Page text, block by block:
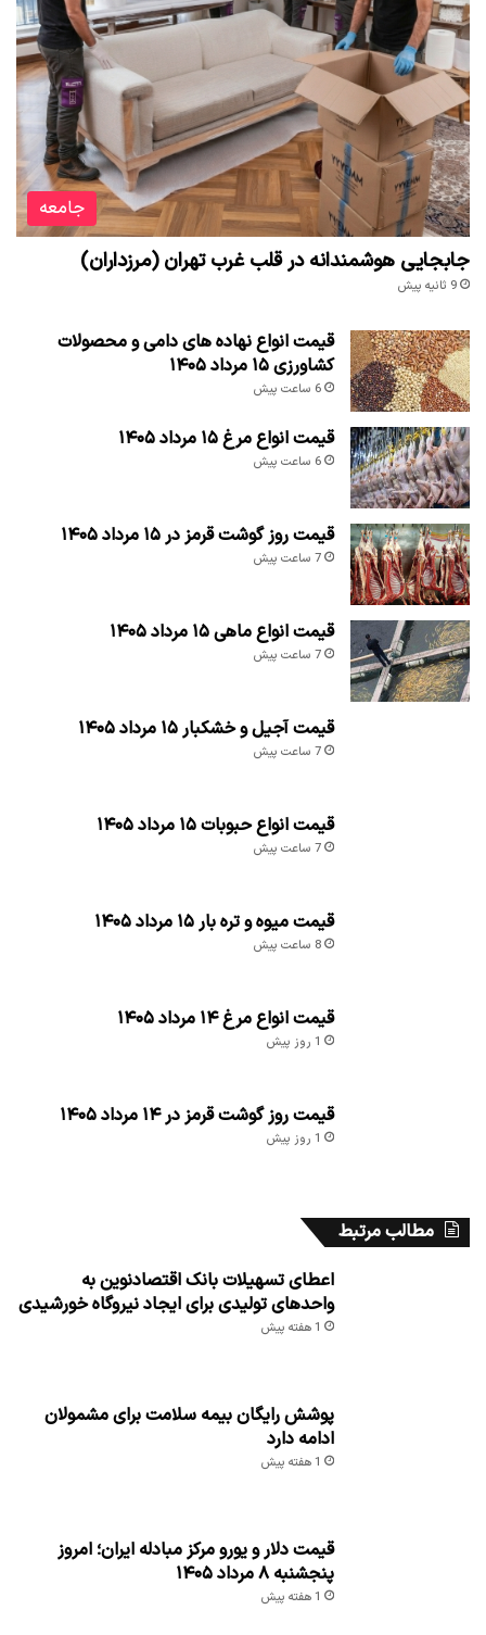
جامعه
جابجایی هوشمندانه در قلب غرب تهران (مرزداران)
9 ثانیه پیش
قیمت انواع نهاده های دامی و محصولات
کشاورزی ۱۵ مرداد ۱۴۰۵
6 ساعت پیش
قیمت انواع مرغ ۱۵ مرداد ۱۴۰۵
6 ساعت پیش
قیمت روز گوشت قرمز در ۱۵ مرداد ۱۴۰۵
7 ساعت پیش
قیمت انواع ماهی ۱۵ مرداد ۱۴۰۵
7 ساعت پیش
قیمت آجیل و خشکبار ۱۵ مرداد ۱۴۰۵
7 ساعت پیش
قیمت انواع حبوبات ۱۵ مرداد ۱۴۰۵
7 ساعت پیش
قیمت میوه و تره بار ۱۵ مرداد ۱۴۰۵
8 ساعت پیش
قیمت انواع مرغ ۱۴ مرداد ۱۴۰۵
1 روز پیش
قیمت روز گوشت قرمز در ۱۴ مرداد ۱۴۰۵
1 روز پیش
مطالب مرتبط
اعطای تسهیلات بانک اقتصادنوین به
واحدهای تولیدی برای ایجاد نیروگاه خورشیدی
1 هفته پیش
پوشش رایگان بیمه سلامت برای مشمولان
ادامه دارد
1 هفته پیش
قیمت دلار و یورو مرکز مبادله ایران؛ امروز
پنجشنبه ۸ مرداد ۱۴۰۵
1 هفته پیش